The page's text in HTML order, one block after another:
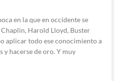
en la que en occidente se
Harold Lloyd, Buster
aplicar todo ese conocimiento a
y hacerse de oro. Y muy